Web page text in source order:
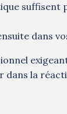
suffisent
dans
dans la